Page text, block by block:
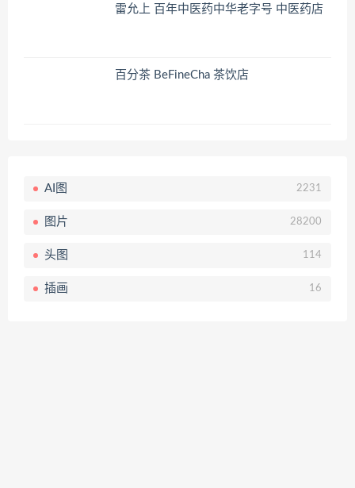
雷允上 百年中医药中华老字号 中医药店
百分茶 BeFineCha 茶饮店
AI图 2231
图片 28200
头图 114
插画 16